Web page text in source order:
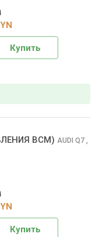
Купить
BCM) AUDI Q7 ,
Купить